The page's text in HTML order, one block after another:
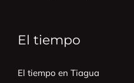
El tiempo
El tiempo en Tiagua